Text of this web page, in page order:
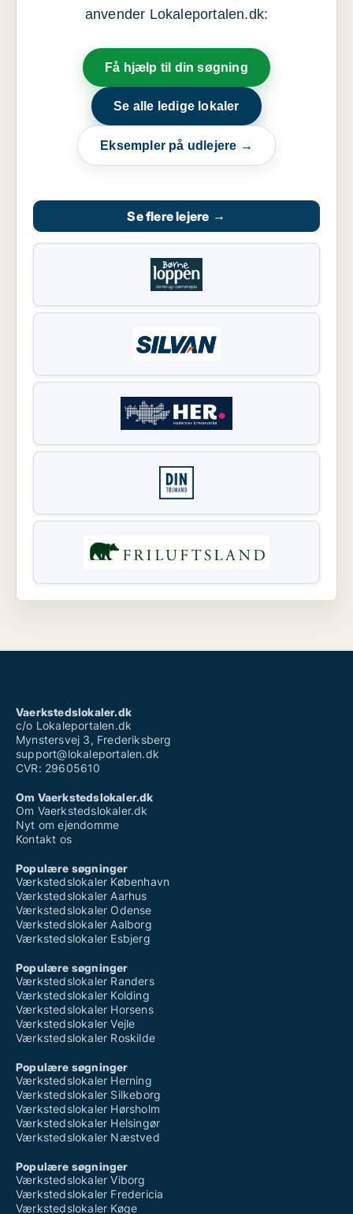
anvender Lokaleportalen.dk:
Få hjælp til din søgning
Se alle ledige lokaler
Eksempler på udlejere →
Se flere lejere →
Vaerkstedslokaler.dk
c/o Lokaleportalen.dk
Mynstersvej 3, Frederiksberg
support@lokaleportalen.dk
CVR: 29605610
Om Vaerkstedslokaler.dk
Om Vaerkstedslokaler.dk
Nyt om ejendomme
Kontakt os
Populære søgninger
Værkstedslokaler København
Værkstedslokaler Aarhus
Værkstedslokaler Odense
Værkstedslokaler Aalborg
Værkstedslokaler Esbjerg
Populære søgninger
Værkstedslokaler Randers
Værkstedslokaler Kolding
Værkstedslokaler Horsens
Værkstedslokaler Vejle
Værkstedslokaler Roskilde
Populære søgninger
Værkstedslokaler Herning
Værkstedslokaler Silkeborg
Værkstedslokaler Hørsholm
Værkstedslokaler Helsingør
Værkstedslokaler Næstved
Populære søgninger
Værkstedslokaler Viborg
Værkstedslokaler Fredericia
Værkstedslokaler Køge